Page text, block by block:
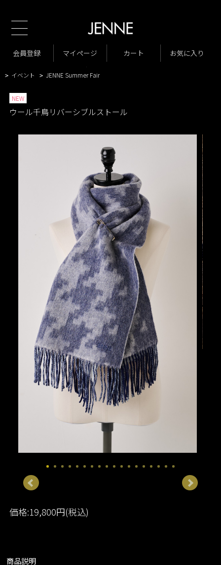
会員登録 マイページ カート お気に入り
TOP
商品一覧 > New Arrivals
VARIATION LIST2 ウール千鳥リバーシブルストール
> イベント > JENNE Summer Fair
NEW
ウール千鳥リバーシブルストール
価格:19,800円(税込)
商品説明